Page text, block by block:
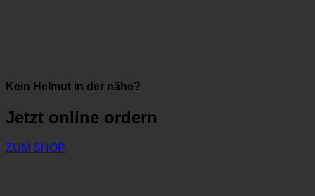
Kein Helmut in der nähe?
Jetzt online ordern
ZUM SHOP